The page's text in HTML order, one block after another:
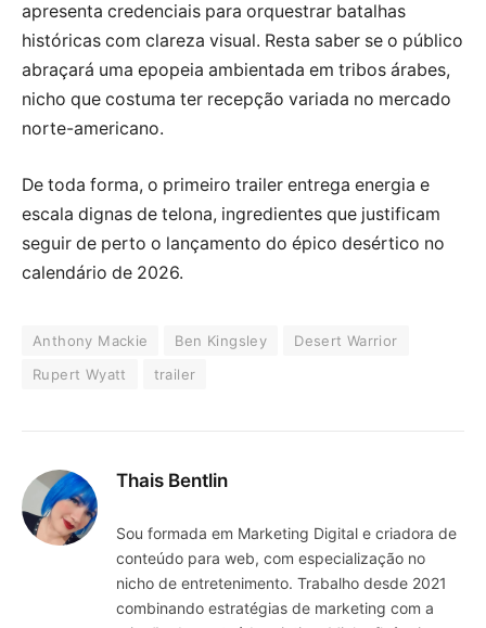
apresenta credenciais para orquestrar batalhas
históricas com clareza visual. Resta saber se o público
abraçará uma epopeia ambientada em tribos árabes,
nicho que costuma ter recepção variada no mercado
norte-americano.
De toda forma, o primeiro trailer entrega energia e
escala dignas de telona, ingredientes que justificam
seguir de perto o lançamento do épico desértico no
calendário de 2026.
Anthony Mackie Ben Kingsley
Desert Warrior
Rupert Wyatt
trailer
Thais Bentlin
Sou formada em Marketing Digital e criadora de
conteúdo para web, com especialização no
nicho de entretenimento. Trabalho desde 2021
combinando estratégias de marketing com a